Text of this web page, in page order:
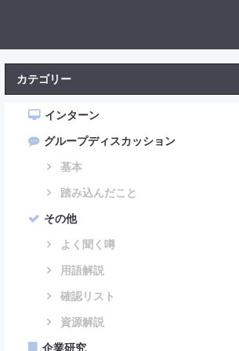
カテゴリー
インターン
グループディスカッション
基本
踏み込んだこと
その他
よく聞く噂
用語解説
確認リスト
資源解説
企業研究